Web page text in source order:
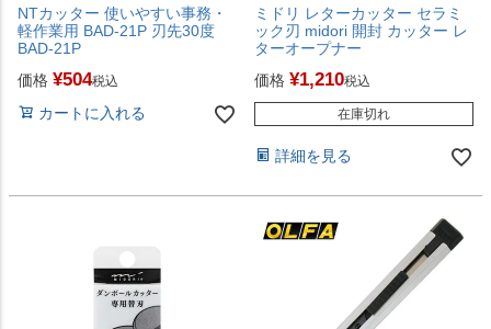
NTカッター 使いやすい事務・
軽作業用 BAD-21P 刃先30度
BAD-21P
価格 ¥504税込
カートに入れる
ミドリ レターカッター セラミ
ック刃 midori 開封 カッター レ
ターオープナー
価格 ¥1,210税込
在庫切れ
詳細を見る